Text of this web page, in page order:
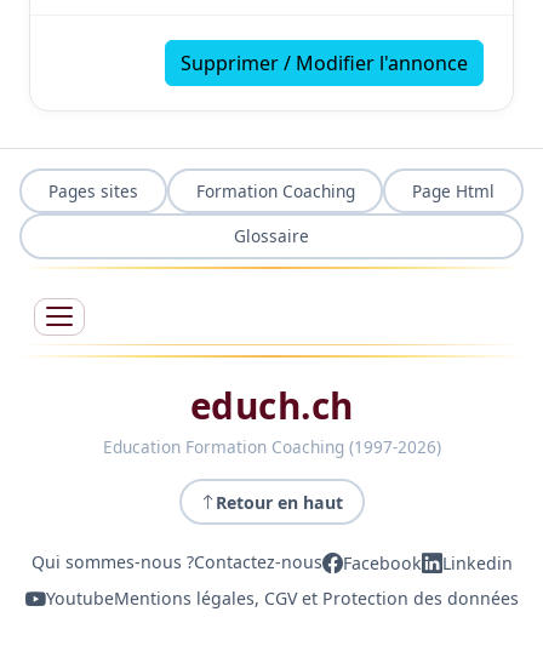
Supprimer / Modifier l'annonce
Pages sites Formation Coaching
Page Html
Glossaire
educh.ch
Education Formation Coaching (1997-2026)
Retour en haut
Qui sommes-nous ?Contactez-nous Facebook
Linkedin
YoutubeMentions légales, CGV et Protection des données